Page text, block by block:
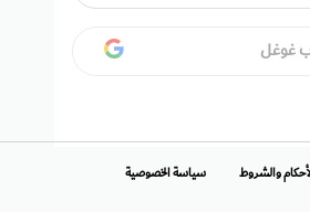
غوغل
والشروط سياسة الخصوصية